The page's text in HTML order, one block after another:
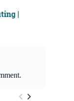
|